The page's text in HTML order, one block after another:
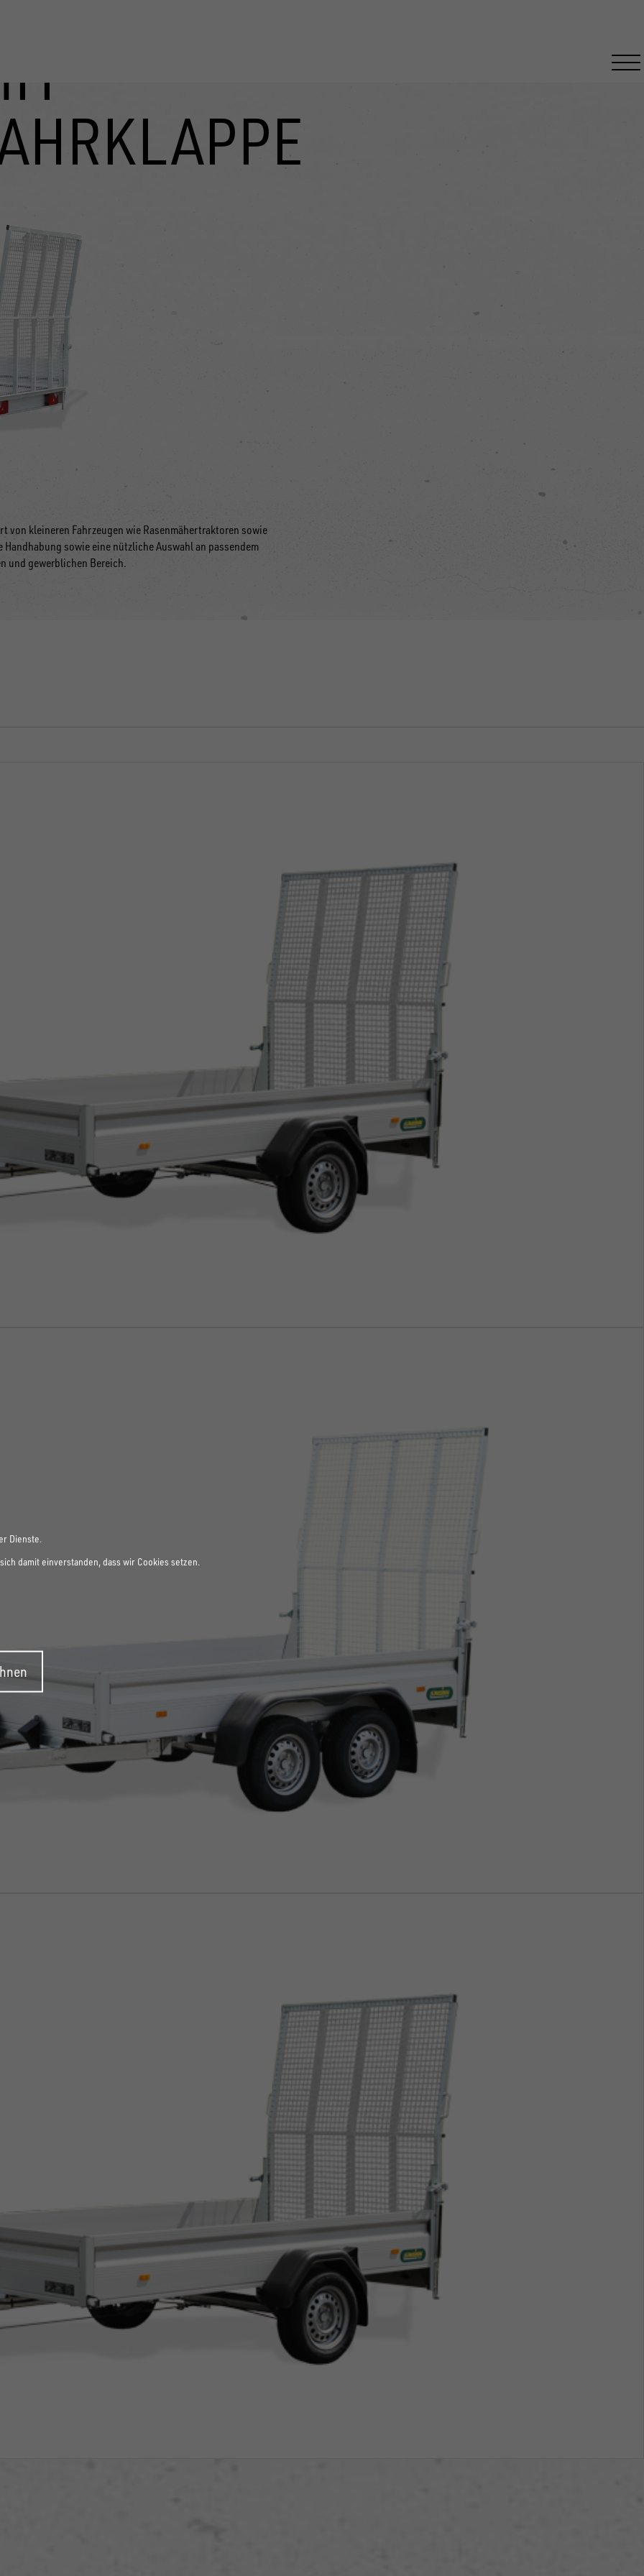
von kleineren Fahrzeugen wie Rasenmähertraktoren sowie
sowie eine nützliche Auswahl an passendem
und gewerblichen Bereich.
Dienste.
damit einverstanden, dass wir Cookies setzen.